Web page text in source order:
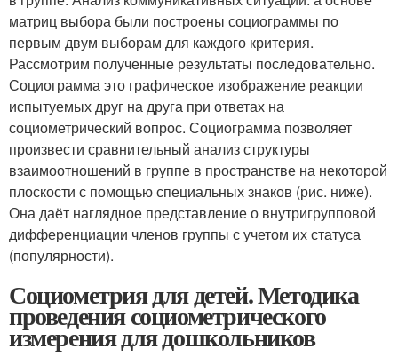
матриц выбора были построены социограммы по
первым двум выборам для каждого критерия.
Рассмотрим полученные результаты последовательно.
Социограмма это графическое изображение реакции
испытуемых друг на друга при ответах на
социометрический вопрос. Социограмма позволяет
произвести сравнительный анализ структуры
взаимоотношений в группе в пространстве на некоторой
плоскости с помощью специальных знаков (рис. ниже).
Она даёт наглядное представление о внутригрупповой
дифференциации членов группы с учетом их статуса
(популярности).
Социометрия для детей. Методика
проведения социометрического
измерения для дошкольников